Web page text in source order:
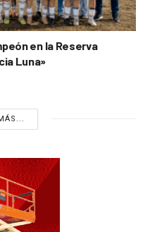
en la Reserva
Luna»